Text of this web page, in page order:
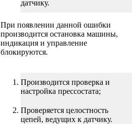
датчику.
При появлении данной ошибки
производится остановка машины,
индикация и управление
блокируются.
Производится проверка и
настройка прессостата;
Проверяется целостность
цепей, ведущих к датчику.